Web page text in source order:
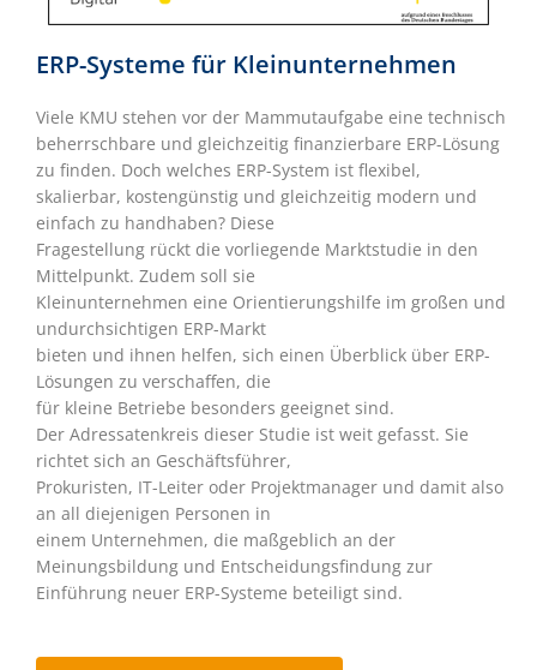
ERP-Systeme für Kleinunternehmen
Viele KMU stehen vor der Mammutaufgabe eine technisch
beherrschbare und gleichzeitig finanzierbare ERP-Lösung
zu finden. Doch welches ERP-System ist flexibel,
skalierbar, kostengünstig und gleichzeitig modern und
einfach zu handhaben? Diese
Fragestellung rückt die vorliegende Marktstudie in den
Mittelpunkt. Zudem soll sie
Kleinunternehmen eine Orientierungshilfe im großen und
undurchsichtigen ERP-Markt
bieten und ihnen helfen, sich einen Überblick über ERP-
Lösungen zu verschaffen, die
für kleine Betriebe besonders geeignet sind.
Der Adressatenkreis dieser Studie ist weit gefasst. Sie
richtet sich an Geschäftsführer,
Prokuristen, IT-Leiter oder Projektmanager und damit also
an all diejenigen Personen in
einem Unternehmen, die maßgeblich an der
Meinungsbildung und Entscheidungsfindung zur
Einführung neuer ERP-Systeme beteiligt sind.